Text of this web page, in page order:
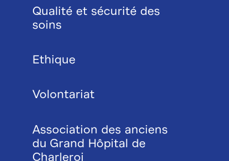
Qualité et sécurité des
soins
Ethique
Volontariat
Association des anciens
du Grand Hôpital de
Charleroi